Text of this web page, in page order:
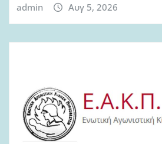
admin Αυγ 5, 2026